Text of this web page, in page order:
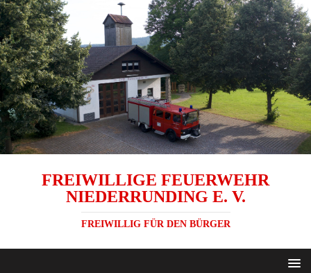
FREIWILLIGE FEUERWEHR
NIEDERRUNDING E. V.
FREIWILLIG FÜR DEN BÜRGER